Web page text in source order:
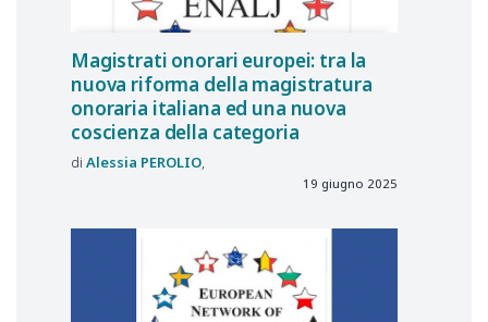
Magistrati onorari europei: tra la
nuova riforma della magistratura
onoraria italiana ed una nuova
coscienza della categoria
Alessia PEROLIO
19 giugno 2025